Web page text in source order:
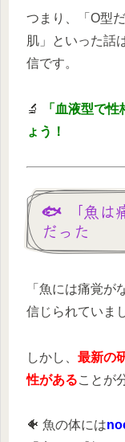
つまり、「O型
肌」といった話
信です。
🔬
「血液型で
ょう！
🐟 「魚は
だった
「魚には痛覚が
信じられていま
しかし、 最新の
性があることが
🐠 魚の体には